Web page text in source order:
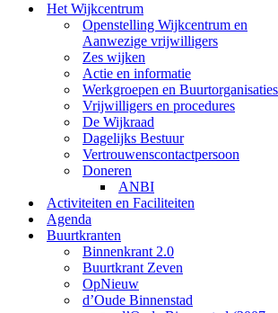
Het Wijkcentrum
Openstelling Wijkcentrum en
Aanwezige vrijwilligers
Zes wijken
Actie en informatie
Werkgroepen en Buurtorganisaties
Vrijwilligers en procedures
De Wijkraad
Dagelijks Bestuur
Vertrouwenscontactpersoon
Doneren
ANBI
Activiteiten en Faciliteiten
Agenda
Buurtkranten
Binnenkrant 2.0
Buurtkrant Zeven
OpNieuw
d’Oude Binnenstad